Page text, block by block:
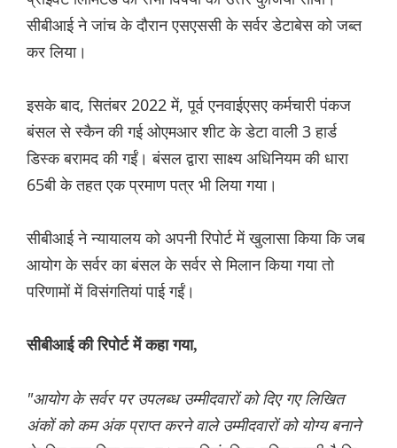
सीबीआई ने जांच के दौरान एसएससी के सर्वर डेटाबेस को जब्त
कर लिया।
इसके बाद, सितंबर 2022 में, पूर्व एनवाईएसए कर्मचारी पंकज
बंसल से स्कैन की गई ओएमआर शीट के डेटा वाली 3 हार्ड
डिस्क बरामद की गईं। बंसल द्वारा साक्ष्य अधिनियम की धारा
65बी के तहत एक प्रमाण पत्र भी लिया गया।
सीबीआई ने न्यायालय को अपनी रिपोर्ट में खुलासा किया कि जब
आयोग के सर्वर का बंसल के सर्वर से मिलान किया गया तो
परिणामों में विसंगतियां पाई गईं।
सीबीआई की रिपोर्ट में कहा गया,
"आयोग के सर्वर पर उपलब्ध उम्मीदवारों को दिए गए लिखित
अंकों को कम अंक प्राप्त करने वाले उम्मीदवारों को योग्य बनाने